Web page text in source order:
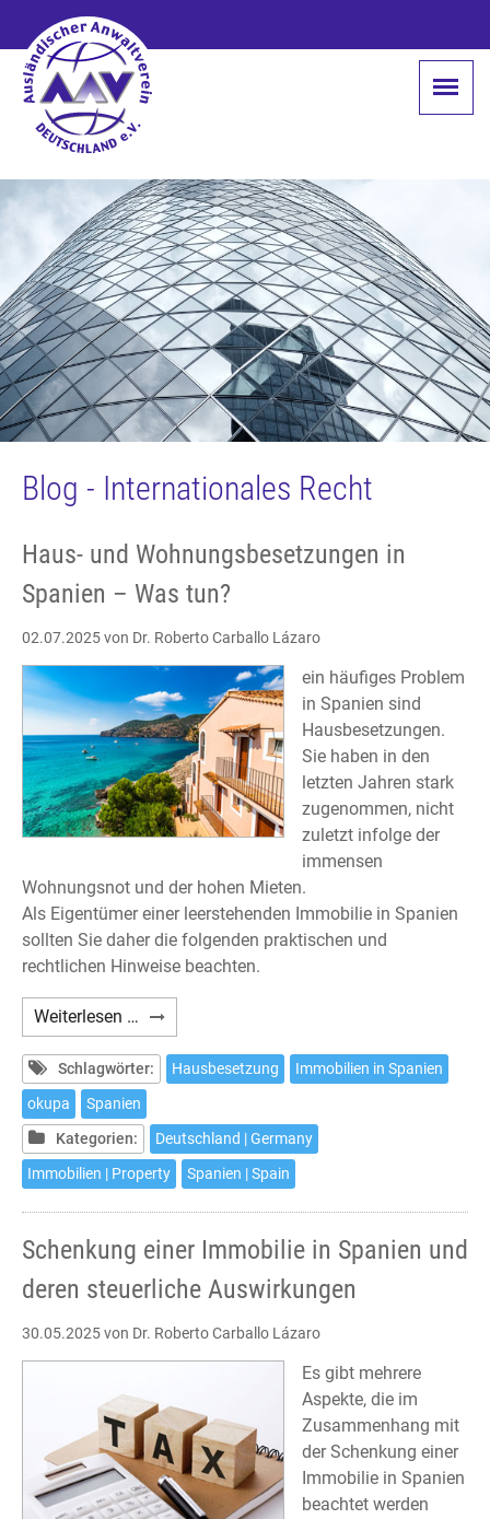
Blog - Internationales Recht
Haus- und Wohnungsbesetzungen in
Spanien – Was tun?
02.07.2025von Dr. Roberto Carballo Lázaro
ein häufiges Problem
in Spanien sind
Hausbesetzungen.
Sie haben in den
letzten Jahren stark
zugenommen, nicht
zuletzt infolge der
immensen
Wohnungsnot und der hohen Mieten.
Als Eigentümer einer leerstehenden Immobilie in Spanien
sollten Sie daher die folgenden praktischen und
rechtlichen Hinweise beachten.
Weiterlesen … Haus-
und
Wohnungsbesetzungen
in
Spanien
–
Was
Schlagwörter: Hausbesetzung
Immobilien in Spanien
okupa
Spanien
Kategorien:
Deutschland | Germany
Immobilien | Property
Spanien | Spain
Schenkung einer Immobilie in Spanien und
deren steuerliche Auswirkungen
30.05.2025von Dr. Roberto Carballo Lázaro
Es gibt mehrere
Aspekte, die im
Zusammenhang mit
der Schenkung einer
Immobilie in Spanien
beachtet werden